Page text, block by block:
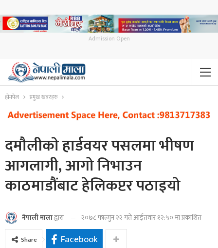
Admission Open
होमपेज प्रमुख खबरहरु
दमौलीकाे हार्डवयर पसलमा भीषण
आगलागी, आगो निभाउन
काठमाडौंबाट हेलिकप्टर पठाइयो
नेपाली मालाद्वारा २०७८ फाल्गुन २२ गते आईतवार १२:५० मा प्रकाशित
Share Facebook